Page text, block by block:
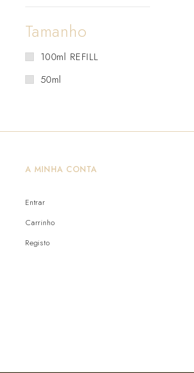
Tamanho
100ml REFILL
50ml
A MINHA CONTA
Entrar
Carrinho
Registo